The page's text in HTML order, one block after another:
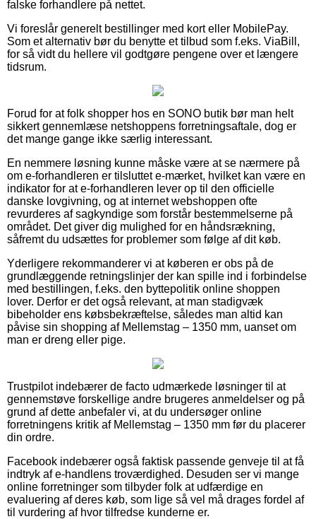
falske forhandlere på nettet.
Vi foreslår generelt bestillinger med kort eller MobilePay.
Som et alternativ bør du benytte et tilbud som f.eks. ViaBill,
for så vidt du hellere vil godtgøre pengene over et længere
tidsrum.
Forud for at folk shopper hos en SONO butik bør man helt
sikkert gennemlæse netshoppens forretningsaftale, dog er
det mange gange ikke særlig interessant.
En nemmere løsning kunne måske være at se nærmere på
om e-forhandleren er tilsluttet e-mærket, hvilket kan være en
indikator for at e-forhandleren lever op til den officielle
danske lovgivning, og at internet webshoppen ofte
revurderes af sagkyndige som forstår bestemmelserne på
området. Det giver dig mulighed for en håndsrækning,
såfremt du udsættes for problemer som følge af dit køb.
Yderligere rekommanderer vi at køberen er obs på de
grundlæggende retningslinjer der kan spille ind i forbindelse
med bestillingen, f.eks. den byttepolitik online shoppen
lover. Derfor er det også relevant, at man stadigvæk
bibeholder ens købsbekræftelse, således man altid kan
påvise sin shopping af Mellemstag – 1350 mm, uanset om
man er dreng eller pige.
Trustpilot indebærer de facto udmærkede løsninger til at
gennemstøve forskellige andre brugeres anmeldelser og på
grund af dette anbefaler vi, at du undersøger online
forretningens kritik af Mellemstag – 1350 mm før du placerer
din ordre.
Facebook indebærer også faktisk passende genveje til at få
indtryk af e-handlens troværdighed. Desuden ser vi mange
online forretninger som tilbyder folk at udfærdige en
evaluering af deres køb, som lige så vel må drages fordel af
til vurdering af hvor tilfredse kunderne er.